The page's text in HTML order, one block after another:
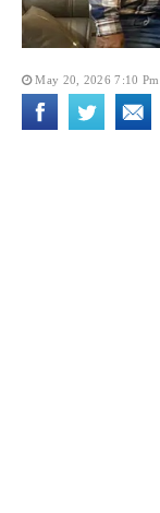
May 20, 2026 7:10 Pm